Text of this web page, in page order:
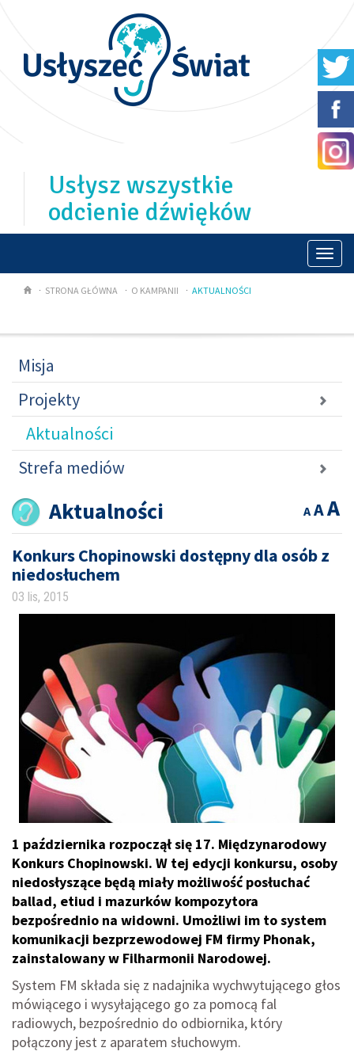
Usłysz wszystkie
odcienie dźwięków
STRONA GŁÓWNA O KAMPANII AKTUALNOŚCI
Misja
Projekty
Aktualności
Strefa mediów
Aktualności A
A
A
Konkurs Chopinowski dostępny dla osób z
niedosłuchem
03 lis, 2015
1 października rozpoczął się 17. Międzynarodowy
Konkurs Chopinowski. W tej edycji konkursu, osoby
niedosłyszące będą miały możliwość posłuchać
ballad, etiud i mazurków kompozytora
bezpośrednio na widowni. Umożliwi im to system
komunikacji bezprzewodowej FM firmy Phonak,
zainstalowany w Filharmonii Narodowej.
System FM składa się z nadajnika wychwytującego głos
mówiącego i wysyłającego go za pomocą fal
radiowych, bezpośrednio do odbiornika, który
połączony jest z aparatem słuchowym.